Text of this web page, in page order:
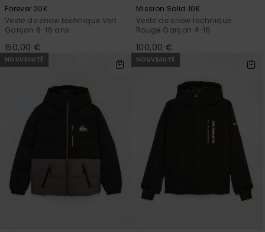
Forever 20K
Veste de snow technique Vert
Garçon 8-16 ans
150,00 €
Mission Solid 10K
Veste de snow technique
Rouge Garçon 4-16
100,00 €
NOUVEAUTÉ NOUVEAUTÉ